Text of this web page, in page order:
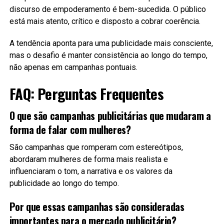
discurso de empoderamento é bem-sucedida. O público
está mais atento, crítico e disposto a cobrar coerência.
A tendência aponta para uma publicidade mais consciente,
mas o desafio é manter consistência ao longo do tempo,
não apenas em campanhas pontuais.
FAQ: Perguntas Frequentes
O que são campanhas publicitárias que mudaram a
forma de falar com mulheres?
São campanhas que romperam com estereótipos,
abordaram mulheres de forma mais realista e
influenciaram o tom, a narrativa e os valores da
publicidade ao longo do tempo.
Por que essas campanhas são consideradas
importantes para o mercado publicitário?